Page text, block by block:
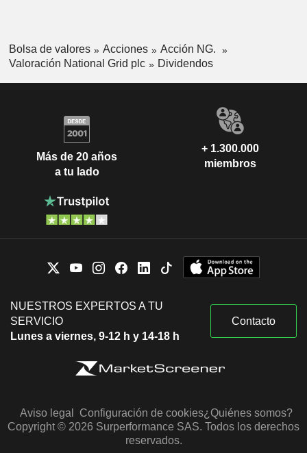
Bolsa de valores Acciones
Acción NG.
Valoración National Grid plc
Dividendos
Más de 20 años
a tu lado
+ 1.300.000
miembros
NUESTROS EXPERTOS A TU
SERVICIO
Lunes a viernes, 9-12 h y 14-18 h
Contacto
Aviso legal Configuración de cookies¿Quiénes somos?
Copyright © 2026 Surperformance SAS. Todos los derechos
reservados.